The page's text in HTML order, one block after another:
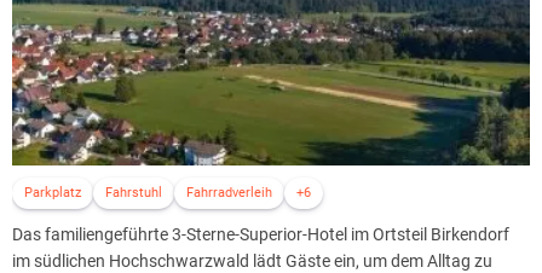
Parkplatz Fahrstuhl Fahrradverleih +6
Das familiengeführte 3-Sterne-Superior-Hotel im Ortsteil Birkendorf
im südlichen Hochschwarzwald lädt Gäste ein, um dem Alltag zu